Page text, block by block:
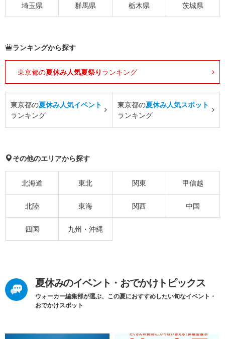
埼玉県 群馬県 栃木県 茨城県
ランキングから探す
東京都の夏休み人気夏祭り ランキング
東京都の夏休み人気イベント
ランキング
東京都の夏休み人気スポット
ランキング
その他のエリアから探す
北海道 東北 関東 甲信越
北陸 東海 関西 中国
四国 九州・沖縄
夏休みのイベント・おでかけトピックス
ウォーカー編集部が選ぶ、この夏におすすめしたい旬なイベント・
おでかけスポット